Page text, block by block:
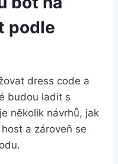
podle
⁢dress code ⁣a⁢
budou ladit s
několik návrhů,‍ jak
a zároveň se